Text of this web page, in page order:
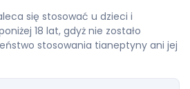
się stosować u dzieci i
18 lat, gdyż nie zostało
stosowania tianeptyny ani jej